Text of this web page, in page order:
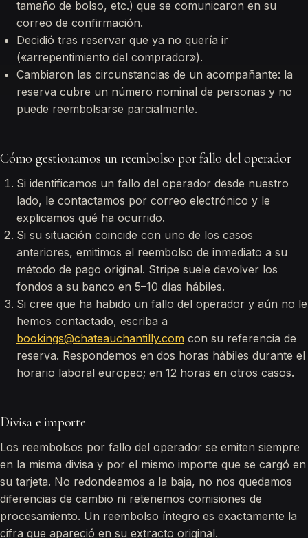
tamaño de bolso, etc.) que se comunicaron en su
correo de confirmación.
Decidió tras reservar que ya no quería ir
(«arrepentimiento del comprador»).
Cambiaron las circunstancias de un acompañante: la
reserva cubre un número nominal de personas y no
puede reembolsarse parcialmente.
Cómo gestionamos un reembolso por fallo del operador
Si identificamos un fallo del operador desde nuestro
lado, le contactamos por correo electrónico y le
explicamos qué ha ocurrido.
Si su situación coincide con uno de los casos
anteriores, emitimos el reembolso de inmediato a su
método de pago original. Stripe suele devolver los
fondos a su banco en 5–10 días hábiles.
Si cree que ha habido un fallo del operador y aún no le
hemos contactado, escriba a
bookings@chateauchantilly.com con su referencia de
reserva. Respondemos en dos horas hábiles durante el
horario laboral europeo; en 12 horas en otros casos.
Divisa e importe
Los reembolsos por fallo del operador se emiten siempre
en la misma divisa y por el mismo importe que se cargó en
su tarjeta. No redondeamos a la baja, no nos quedamos
diferencias de cambio ni retenemos comisiones de
procesamiento. Un reembolso íntegro es exactamente la
cifra que apareció en su extracto original.